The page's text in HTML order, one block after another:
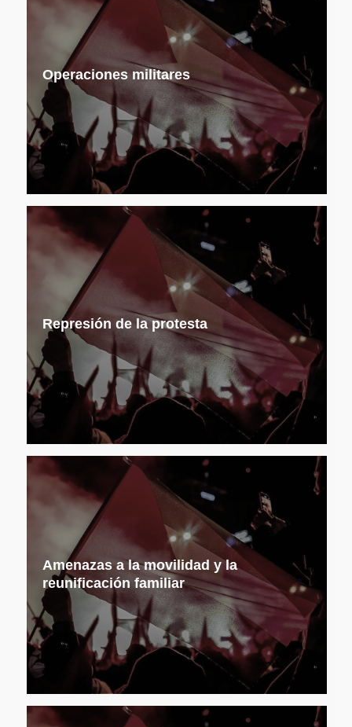
Operaciones militares
Represión de la protesta
Amenazas a la movilidad y la
reunificación familiar